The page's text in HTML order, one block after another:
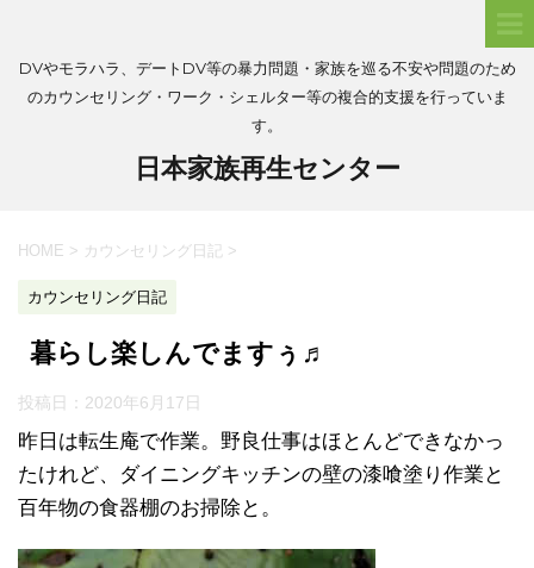
DVやモラハラ、デートDV等の暴力問題・家族を巡る不安や問題のため
のカウンセリング・ワーク・シェルター等の複合的支援を行っていま
す。
日本家族再生センター
HOME > カウンセリング日記 >
カウンセリング日記
暮らし楽しんでますぅ♬
投稿日： 2020年6月17日
昨日は転生庵で作業。野良仕事はほとんどできなかっ
たけれど、ダイニングキッチンの壁の漆喰塗り作業と
百年物の食器棚のお掃除と。